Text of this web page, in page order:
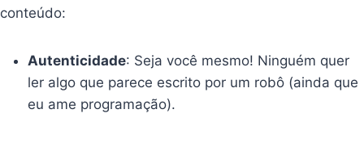
conteúdo:
Autenticidade: Seja você mesmo! Ninguém quer
ler algo que parece escrito por um robô (ainda que
eu ame programação).